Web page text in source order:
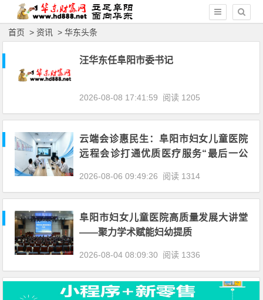
首页 >资讯 >华东头条
汪华东任阜阳市委书记
2026-08-08 17:41:59 阅读 1205
云端会诊惠民生：阜阳市妇女儿童医院
远程会诊打通优质医疗服务“最后一公
2026-08-06 09:49:26 阅读 1314
阜阳市妇女儿童医院高质量发展大讲堂
——聚力学术赋能妇幼提质
2026-08-04 08:09:30 阅读 1336